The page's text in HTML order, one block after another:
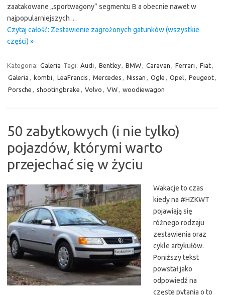
zaatakowane „sportwagony” segmentu B a obecnie nawet w
najpopularniejszych…
Czytaj całość: Zestawienie zagrożonych gatunków (wszystkie
części) »
Kategoria: Galeria Tagi: Audi , Bentley, BMW, Caravan , Ferrari , Fiat,
Galeria , kombi , LeaFrancis , Mercedes , Nissan , Ogle , Opel, Peugeot,
Porsche , shootingbrake , Volvo , VW, woodiewagon
50 zabytkowych (i nie tylko)
pojazdów, którymi warto
przejechać się w życiu
Wakacje to czas
kiedy na #HZKWT
pojawiają się
różnego rodzaju
zestawienia oraz
cykle artykułów.
Poniższy tekst
powstał jako
odpowiedź na
częste pytania o to